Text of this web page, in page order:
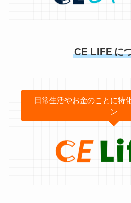
CE LIFEに
日常生活やお金のことに特
ン